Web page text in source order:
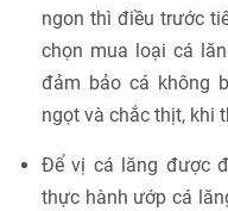
ngon thì điều trước
chọn mua loại cá
đảm bảo cá không
ngọt và chắc thịt, khi
Để vị cá lăng được
thực hành ướp cá